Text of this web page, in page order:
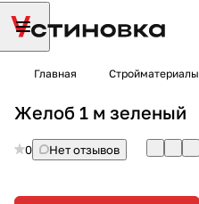
Главная Стройматериалы
Желоб 1 м зеленый
0 Нет отзывов